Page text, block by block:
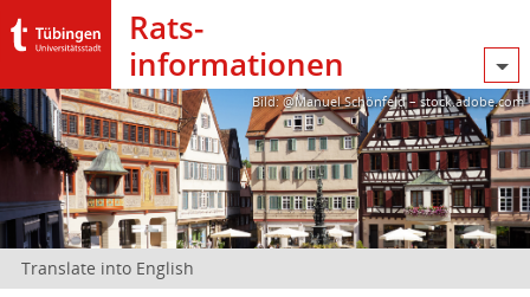
Rats­
informationen
Bild: @Manuel Schönfeld – stock.adobe.com
Translate into English